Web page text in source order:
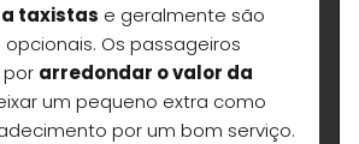
taxistas e geralmente são
Os passageiros
arredondar o valor da
um pequeno extra como
por um bom serviço.